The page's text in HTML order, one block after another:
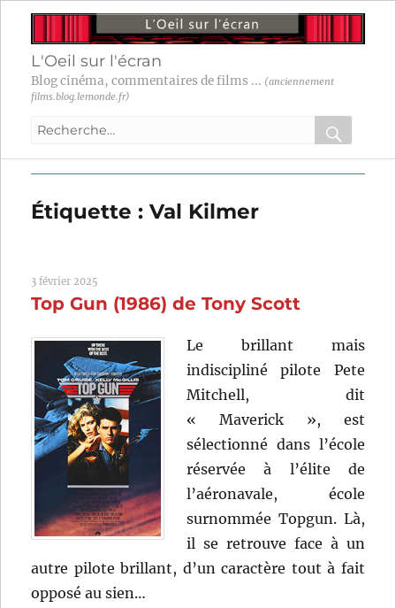
L'Oeil sur l'écran
Blog cinéma, commentaires de films ... (anciennement
films.blog.lemonde.fr)
Recherche
:
OK
Étiquette :Val Kilmer
3 février 2025
Top Gun (1986) de Tony Scott
Le brillant mais
indiscipliné pilote Pete
Mitchell, dit
« Maverick », est
sélectionné dans l’école
réservée à l’élite de
l’aéronavale, école
surnommée Topgun. Là,
il se retrouve face à un
autre pilote brillant, d’un caractère tout à fait
opposé au sien…